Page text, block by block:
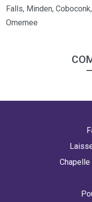
Falls, Minden,
Omemee